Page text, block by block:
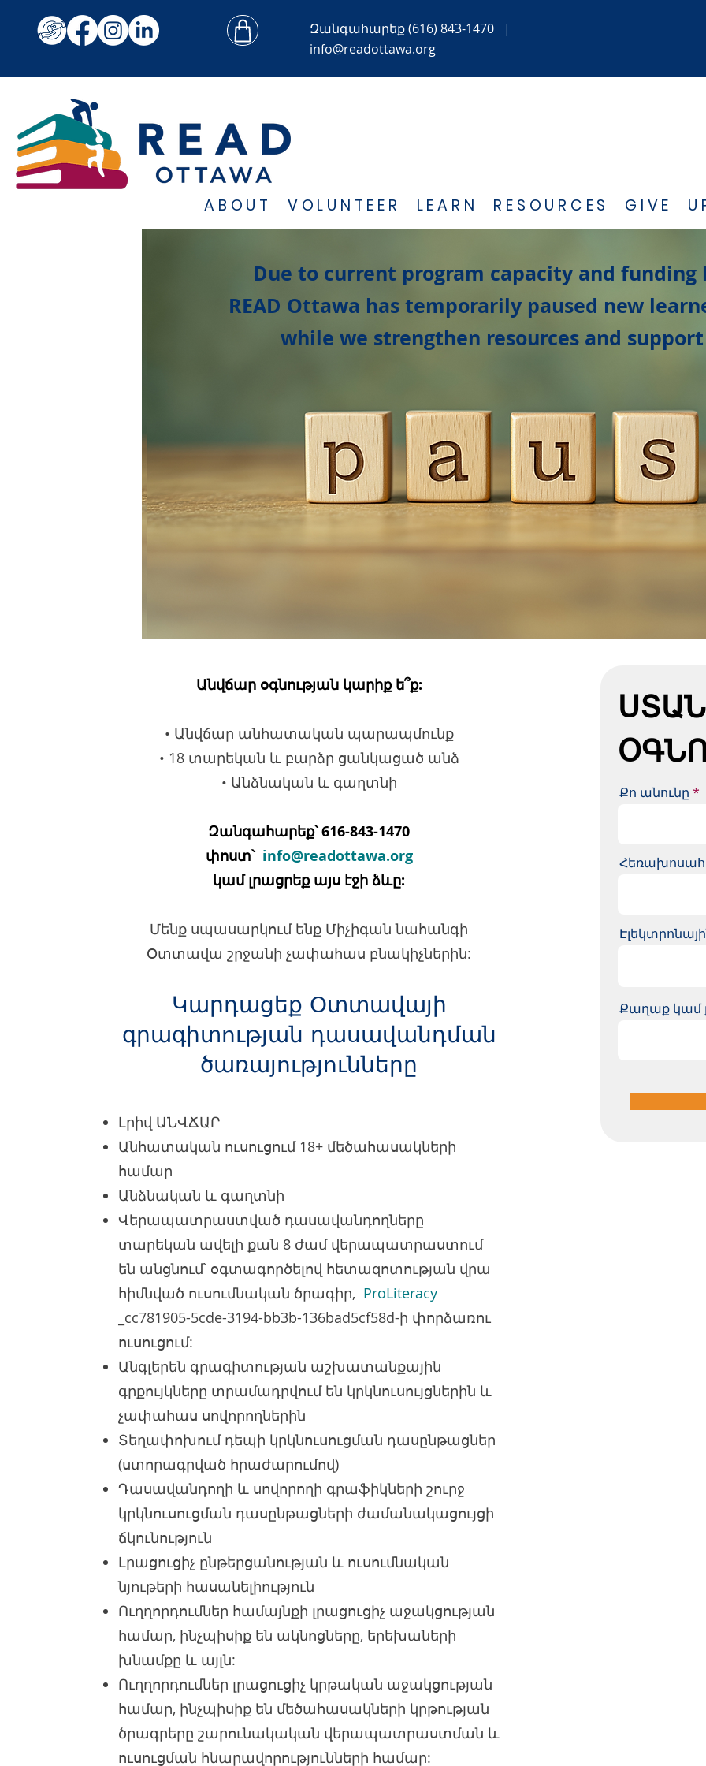
Զանգահարեք(616) 843-1470 |
info@readottawa.org
ABOUT VOLUNTEER LEARN RESOURCES GIVE
Due to current program capacity and
READ Ottawa has temporarily paused new
while we strengthen resources and
Անվճար օգնության կարիք ե՞ք:
• Անվճար անհատական պարապմունք
• 18 տարեկան և բարձր ցանկացած անձ
• Անձնական և գաղտնի
Զանգահարեք՝ 616-843-1470
փոստ՝ info@readottawa.org
կամ լրացրեք այս էջի ձևը:
Մենք սպասարկում ենք Միչիգան նահանգի
Օտտավա շրջանի չափահաս բնակիչներին:
Կարդացեք Օտտավայի
գրագիտության դասավանդման
ծառայությունները
Լրիվ ԱՆՎՃԱՐ
Անհատական ուսուցում 18+ մեծահասակների
համար
Անձնական և գաղտնի
Վերապատրաստված դասավանդողները
տարեկան ավելի քան 8 ժամ վերապատրաստում
են անցնում՝ օգտագործելով հետազոտության վրա
հիմնված ուսումնական ծրագիր, ProLiteracy
_cc781905-5cde-3194-bb3b-136bad5cf58d-ի փորձառու
ուսուցում:
Անգլերեն գրագիտության աշխատանքային
գրքույկները տրամադրվում են կրկնուսույցներին և
չափահաս սովորողներին
Տեղափոխում դեպի կրկնուսուցման դասընթացներ
(ստորագրված հրաժարումով)
Դասավանդողի և սովորողի գրաֆիկների շուրջ
կրկնուսուցման դասընթացների ժամանակացույցի
ճկունություն
Լրացուցիչ ընթերցանության և ուսումնական
նյութերի հասանելիություն
Ուղղորդումներ համայնքի լրացուցիչ աջակցության
համար, ինչպիսիք են ակնոցները, երեխաների
խնամքը և այլն:
Ուղղորդումներ լրացուցիչ կրթական աջակցության
համար, ինչպիսիք են մեծահասակների կրթության
ծրագրերը շարունակական վերապատրաստման և
ուսուցման հնարավորությունների համար:
Քո անունը
Քաղաք կամ